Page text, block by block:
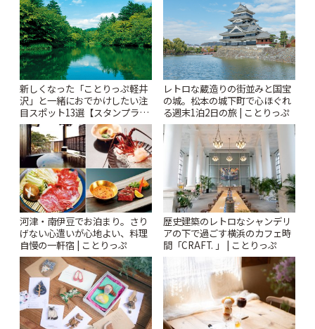
新しくなった「ことりっぷ軽井
沢」と一緒におでかけしたい注
目スポット13選【スタンプラリ
ー開催中】 | ことりっぷ
レトロな蔵造りの街並みと国宝
の城。松本の城下町で心ほぐれ
る週末1泊2日の旅 | ことりっぷ
河津・南伊豆でお泊まり。さり
げない心遣いが心地よい、料理
自慢の一軒宿 | ことりっぷ
歴史建築のレトロなシャンデリ
アの下で過ごす横浜のカフェ時
間「CRAFT. 」 | ことりっぷ